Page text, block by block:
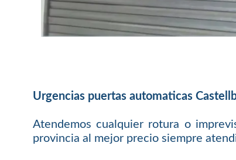
Urgencias puertas automaticas
Atendemos cualquier rotura o
provincia al mejor precio siempre